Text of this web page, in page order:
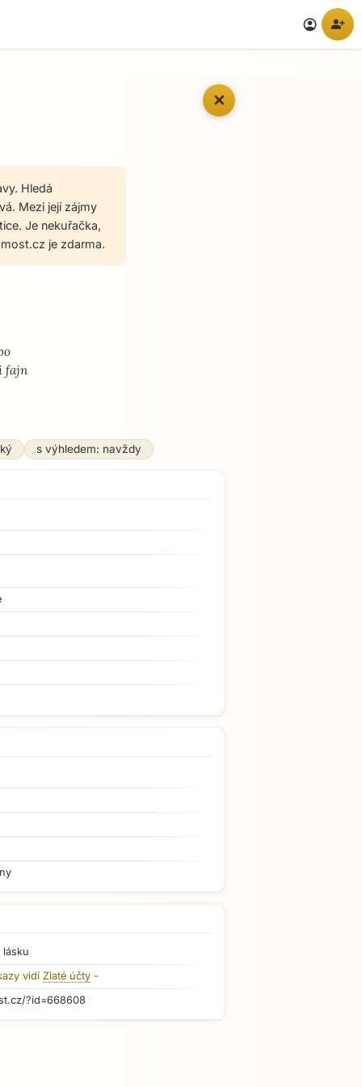
account_circle person_add
✕
Hledá
Mezi její zájmy
Je nekuřačka,
je zdarma.
fajn
s výhledem: navždy
lásku
vidí Zlaté účty -
?id=668608